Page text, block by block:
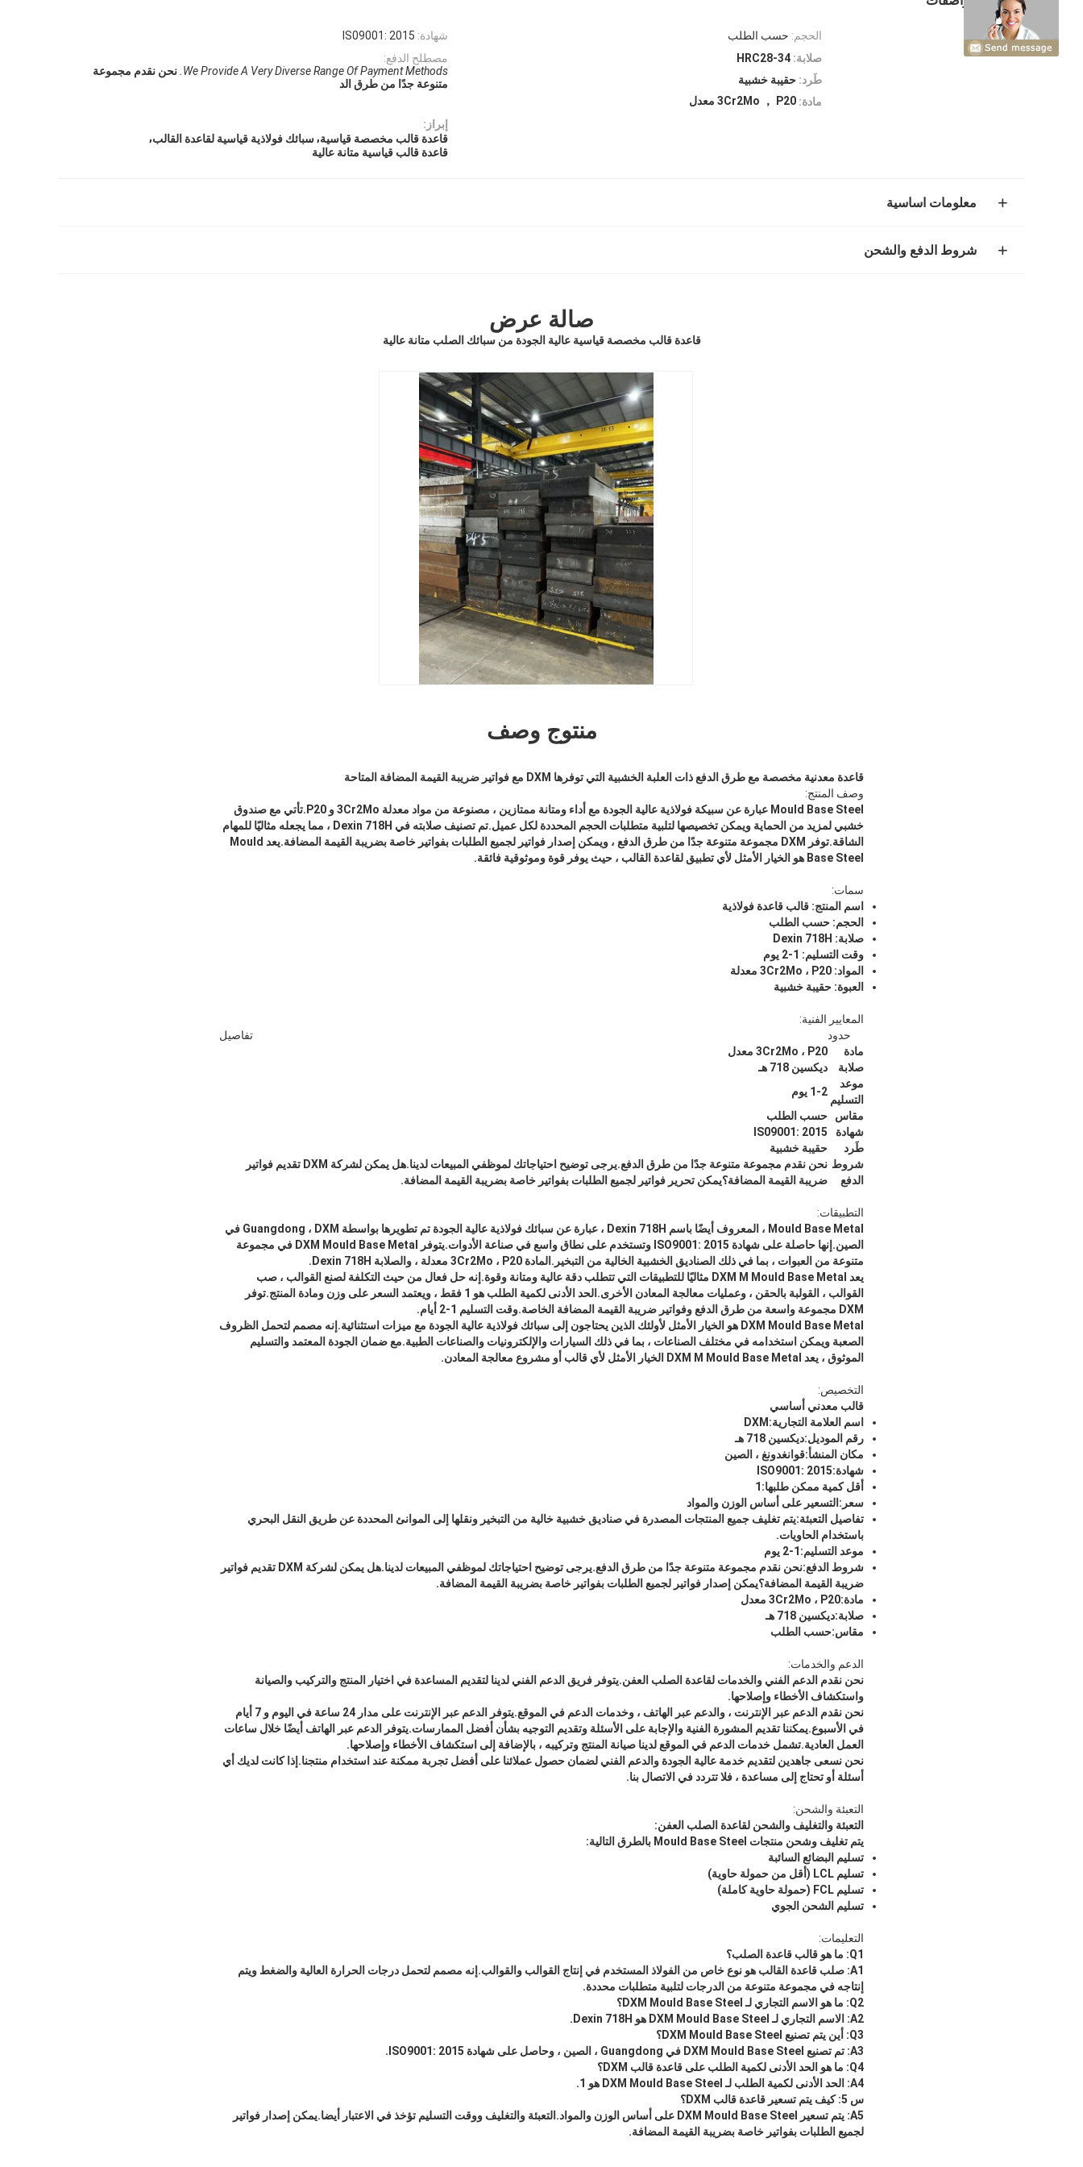
شهادة: IS09001: 2015 الحجم: حسب الطلب
مصطلح الدفع:
We Provide A Very Diverse Range Of Payment Methods. نحن نقدم مجموعة
متنوعة جدًا من طرق الد
صلابة: HRC28-34
طَرد: حقيبة خشبية
مادة: 3Cr2Mo ， P20 معدل
إبراز:
قاعدة قالب مخصصة قياسية, سبائك فولاذية قياسية لقاعدة القالب,
قاعدة قالب قياسية متانة عالية
معلومات اساسية
شروط الدفع والشحن
صالة عرض
قاعدة قالب مخصصة قياسية عالية الجودة من سبائك الصلب متانة عالية
منتوج وصف
قاعدة معدنية مخصصة مع طرق الدفع ذات العلبة الخشبية التي توفرها DXM مع فواتير ضريبة القيمة المضافة المتاحة
وصف المنتج:
Mould Base Steel عبارة عن سبيكة فولاذية عالية الجودة مع أداء ومتانة ممتازين ، مصنوعة من مواد معدلة 3Cr2Mo و P20.تأتي مع صندوق
خشبي لمزيد من الحماية ويمكن تخصيصها لتلبية متطلبات الحجم المحددة لكل عميل.تم تصنيف صلابته في Dexin 718H ، مما يجعله مثاليًا للمهام
الشاقة.توفر DXM مجموعة متنوعة جدًا من طرق الدفع ، ويمكن إصدار فواتير لجميع الطلبات بفواتير خاصة بضريبة القيمة المضافة.يعد Mould
Base Steel هو الخيار الأمثل لأي تطبيق لقاعدة القالب ، حيث يوفر قوة وموثوقية فائقة.
سمات:
اسم المنتج: قالب قاعدة فولاذية
الحجم: حسب الطلب
صلابة: Dexin 718H
وقت التسليم: 1-2 يوم
المواد: 3Cr2Mo ، P20 معدلة
العبوة: حقيبة خشبية
المعايير الفنية:
حدود
تفاصيل
مادة
3Cr2Mo ، P20 معدل
صلابة
ديكسين 718 هـ
موعد
التسليم
1-2 يوم
مقاس
حسب الطلب
شهادة
IS09001: 2015
طَرد
حقيبة خشبية
شروط
الدفع
نحن نقدم مجموعة متنوعة جدًا من طرق الدفع.يرجى توضيح احتياجاتك لموظفي المبيعات لدينا.هل يمكن لشركة DXM تقديم فواتير
ضريبة القيمة المضافة؟يمكن تحرير فواتير لجميع الطلبات بفواتير خاصة بضريبة القيمة المضافة.
التطبيقات:
Mould Base Metal ، المعروف أيضًا باسم Dexin 718H ، عبارة عن سبائك فولاذية عالية الجودة تم تطويرها بواسطة Guangdong ، DXM في
الصين.إنها حاصلة على شهادة ISO9001: 2015 وتستخدم على نطاق واسع في صناعة الأدوات.يتوفر DXM Mould Base Metal في مجموعة
متنوعة من العبوات ، بما في ذلك الصناديق الخشبية الخالية من التبخير.المادة 3Cr2Mo ، P20 معدلة ، والصلابة Dexin 718H.
يعد DXM M Mould Base Metal مثاليًا للتطبيقات التي تتطلب دقة عالية ومتانة وقوة.إنه حل فعال من حيث التكلفة لصنع القوالب ، صب
القوالب ، القولبة بالحقن ، وعمليات معالجة المعادن الأخرى.الحد الأدنى لكمية الطلب هو 1 فقط ، ويعتمد السعر على وزن ومادة المنتج.توفر
DXM مجموعة واسعة من طرق الدفع وفواتير ضريبة القيمة المضافة الخاصة.وقت التسليم 1-2 أيام.
DXM Mould Base Metal هو الخيار الأمثل لأولئك الذين يحتاجون إلى سبائك فولاذية عالية الجودة مع ميزات استثنائية.إنه مصمم لتحمل الظروف
الصعبة ويمكن استخدامه في مختلف الصناعات ، بما في ذلك السيارات والإلكترونيات والصناعات الطبية.مع ضمان الجودة المعتمد والتسليم
الموثوق ، يعد DXM M Mould Base Metal الخيار الأمثل لأي قالب أو مشروع معالجة المعادن.
التخصيص:
قالب معدني أساسي
اسم العلامة التجارية: DXM
رقم الموديل:ديكسين 718 هـ
مكان المنشأ:قوانغدونغ ، الصين
شهادة:ISO9001: 2015
أقل كمية ممكن طلبها: 1
سعر: التسعير على أساس الوزن والمواد
تفاصيل التعبئة:يتم تغليف جميع المنتجات المصدرة في صناديق خشبية خالية من التبخير ونقلها إلى الموانئ المحددة عن طريق النقل البحري
باستخدام الحاويات.
موعد التسليم: 1-2 يوم
شروط الدفع:
نحن نقدم مجموعة متنوعة جدًا من طرق الدفع.يرجى توضيح احتياجاتك لموظفي المبيعات لدينا.هل يمكن لشركة DXM تقديم فواتير
ضريبة القيمة المضافة؟يمكن إصدار فواتير لجميع الطلبات بفواتير خاصة بضريبة القيمة المضافة.
مادة:3Cr2Mo ، P20 معدل
صلابة:ديكسين 718 هـ
مقاس:حسب الطلب
الدعم والخدمات:
نحن نقدم الدعم الفني والخدمات لقاعدة الصلب العفن.يتوفر فريق الدعم الفني لدينا لتقديم المساعدة في اختيار المنتج والتركيب والصيانة
واستكشاف الأخطاء وإصلاحها.
نحن نقدم الدعم عبر الإنترنت ، والدعم عبر الهاتف ، وخدمات الدعم في الموقع.يتوفر الدعم عبر الإنترنت على مدار 24 ساعة في اليوم و 7 أيام
في الأسبوع.يمكننا تقديم المشورة الفنية والإجابة على الأسئلة وتقديم التوجيه بشأن أفضل الممارسات.يتوفر الدعم عبر الهاتف أيضًا خلال ساعات
العمل العادية.تشمل خدمات الدعم في الموقع لدينا صيانة المنتج وتركيبه ، بالإضافة إلى استكشاف الأخطاء وإصلاحها.
نحن نسعى جاهدين لتقديم خدمة عالية الجودة والدعم الفني لضمان حصول عملائنا على أفضل تجربة ممكنة عند استخدام منتجنا.إذا كانت لديك أي
أسئلة أو تحتاج إلى مساعدة ، فلا تتردد في الاتصال بنا.
التعبئة والشحن:
التعبئة والتغليف والشحن لقاعدة الصلب العفن:
يتم تغليف وشحن منتجات Mould Base Steel بالطرق التالية:
تسليم البضائع السائبة
تسليم LCL (أقل من حمولة حاوية)
تسليم FCL (حمولة حاوية كاملة)
تسليم الشحن الجوي
التعليمات:
Q1: ما هو قالب قاعدة الصلب؟
A1: صلب قاعدة القالب هو نوع خاص من الفولاذ المستخدم في إنتاج القوالب والقوالب.إنه مصمم لتحمل درجات الحرارة العالية والضغط ويتم
إنتاجه في مجموعة متنوعة من الدرجات لتلبية متطلبات محددة.
Q2: ما هو الاسم التجاري لـ DXM Mould Base Steel؟
A2: الاسم التجاري لـ DXM Mould Base Steel هو Dexin 718H.
Q3: أين يتم تصنيع DXM Mould Base Steel؟
A3: تم تصنيع DXM Mould Base Steel في Guangdong ، الصين ، وحاصل على شهادة ISO9001: 2015.
Q4: ما هو الحد الأدنى لكمية الطلب على قاعدة قالب DXM؟
A4: الحد الأدنى لكمية الطلب لـ DXM Mould Base Steel هو 1.
س 5: كيف يتم تسعير قاعدة قالب DXM؟
A5: يتم تسعير DXM Mould Base Steel على أساس الوزن والمواد.التعبئة والتغليف ووقت التسليم تؤخذ في الاعتبار أيضا.يمكن إصدار فواتير
لجميع الطلبات بفواتير خاصة بضريبة القيمة المضافة.